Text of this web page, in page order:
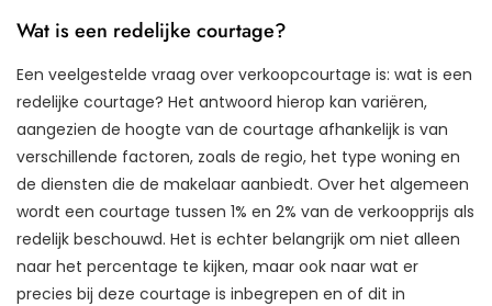
Wat is een redelijke courtage?
Een veelgestelde vraag over verkoopcourtage is: wat is een
redelijke courtage? Het antwoord hierop kan variëren,
aangezien de hoogte van de courtage afhankelijk is van
verschillende factoren, zoals de regio, het type woning en
de diensten die de makelaar aanbiedt. Over het algemeen
wordt een courtage tussen 1% en 2% van de verkoopprijs als
redelijk beschouwd. Het is echter belangrijk om niet alleen
naar het percentage te kijken, maar ook naar wat er
precies bij deze courtage is inbegrepen en of dit in